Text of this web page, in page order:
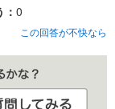
0
この回答が不快なら